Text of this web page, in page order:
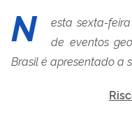
N
esta sexta-
de eventos
Brasil é apresentado a